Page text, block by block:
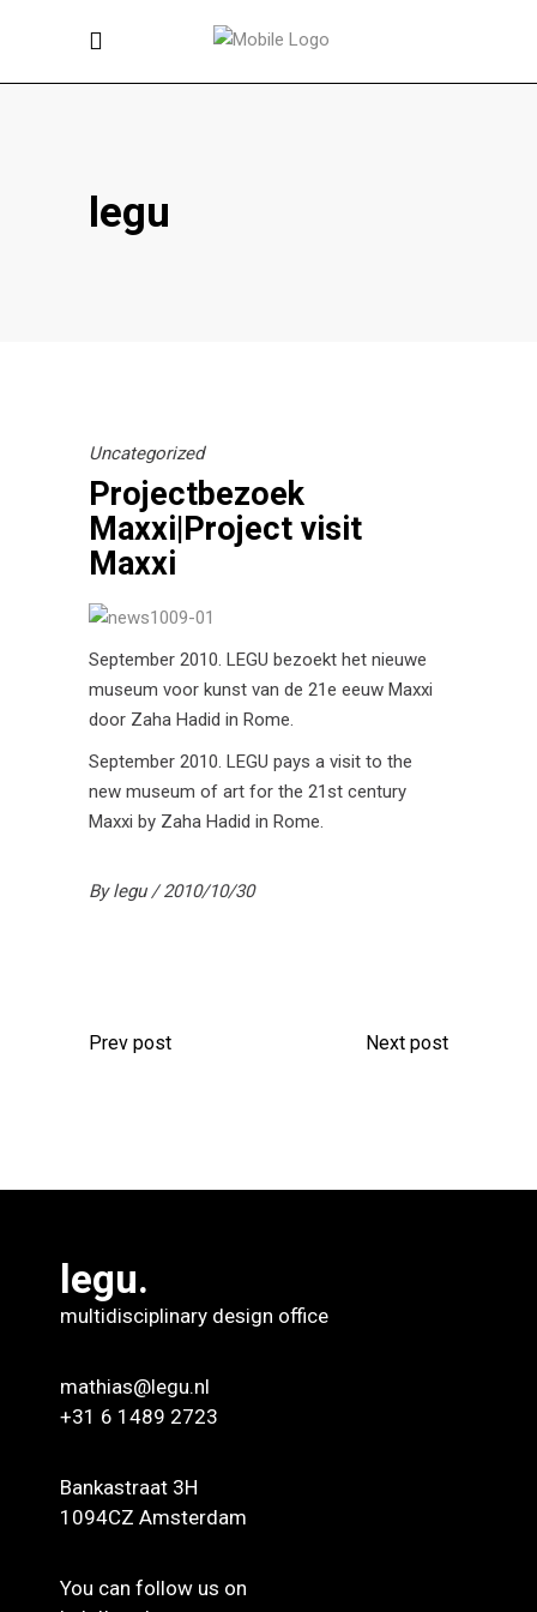
legu
Uncategorized
Projectbezoek
Maxxi|Project visit
Maxxi
September 2010. LEGU bezoekt het nieuwe
museum voor kunst van de 21e eeuw Maxxi
door Zaha Hadid in Rome.
September 2010. LEGU pays a visit to the
new museum of art for the 21st century
Maxxi by Zaha Hadid in Rome.
Bylegu 2010/10/30
Prev post Next post
legu.
multidisciplinary design office
mathias@legu.nl
+31 6 1489 2723
Bankastraat 3H
1094CZ Amsterdam
You can follow us on